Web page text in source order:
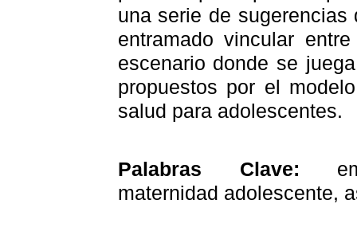
una serie de
entramado vincular
escenario donde se
propuestos por el
salud para adolescentes.
Palabras Clave:
maternidad adolescente,